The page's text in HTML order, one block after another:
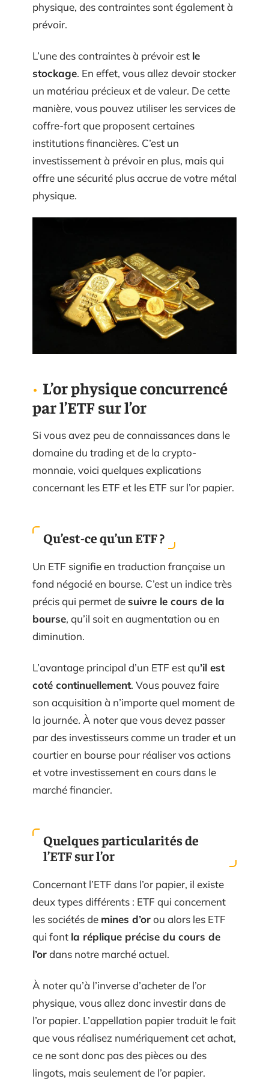
physique, des contraintes sont également à
prévoir.
L’une des contraintes à prévoir est le
stockage. En effet, vous allez devoir stocker
un matériau précieux et de valeur. De cette
manière, vous pouvez utiliser les services de
coffre-fort que proposent certaines
institutions financières. C’est un
investissement à prévoir en plus, mais qui
offre une sécurité plus accrue de votre métal
physique.
L’or physique concurrencé
par l’ETF sur l’or
Si vous avez peu de connaissances dans le
domaine du trading et de la crypto-
monnaie, voici quelques explications
concernant les ETF et les ETF sur l’or papier.
Qu’est-ce qu’un ETF ?
Un ETF signifie en traduction française un
fond négocié en bourse. C’est un indice très
précis qui permet desuivre le cours de la
bourse, qu’il soit en augmentation ou en
diminution.
L’avantage principal d’un ETF est qu’il est
coté continuellement. Vous pouvez faire
son acquisition à n’importe quel moment de
la journée. À noter que vous devez passer
par des investisseurs comme un trader et un
courtier en bourse pour réaliser vos actions
et votre investissement en cours dans le
marché financier.
Quelques particularités de
l’ETF sur l’or
Concernant l’ETF dans l’or papier, il existe
deux types différents : ETF qui concernent
les sociétés de mines d’orou alors les ETF
qui font la réplique précise du cours de
l’ordans notre marché actuel.
À noter qu’à l’inverse d’acheter de l’or
physique, vous allez donc investir dans de
l’or papier. L’appellation papier traduit le fait
que vous réalisez numériquement cet achat,
ce ne sont donc pas des pièces ou des
lingots, mais seulement de l’or papier.